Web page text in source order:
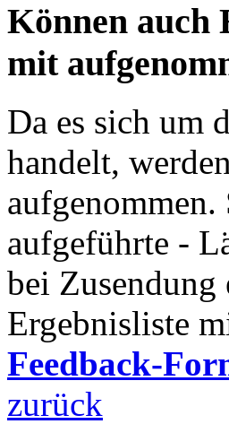
Können auch
mit
Da es sich um
handelt,
aufgeführte -
bei
Ergebnisliste
Feedback-
zurück